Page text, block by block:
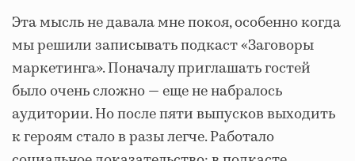
Эта мысль не давала мне покоя, особенно когда
мы решили записывать подкаст «Заговоры
маркетинга». Поначалу приглашать гостей
было очень сложно — еще не набралось
аудитории. Но после пяти выпусков выходить
к героям стало в разы легче. Работало